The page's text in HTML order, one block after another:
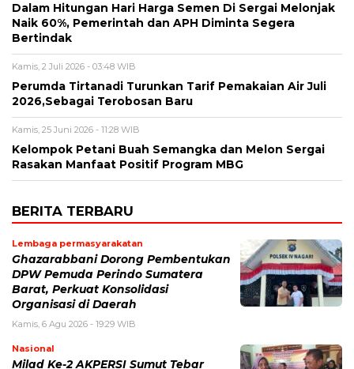
Dalam Hitungan Hari Harga Semen Di Sergai Melonjak
Naik 60%, Pemerintah dan APH Diminta Segera
Bertindak
Kamis, 2 Juli 2026 - 03:48 WIB
Perumda Tirtanadi Turunkan Tarif Pemakaian Air Juli
2026,Sebagai Terobosan Baru
Kamis, 25 Juni 2026 - 11:28 WIB
Kelompok Petani Buah Semangka dan Melon Sergai
Rasakan Manfaat Positif Program MBG
BERITA TERBARU
Lembaga permasyarakatan
Ghazarabbani Dorong Pembentukan
DPW Pemuda Perindo Sumatera
Barat, Perkuat Konsolidasi
Organisasi di Daerah
Kamis, 6 Agu 2026 - 19:29 WIB
Nasional
Milad Ke-2 AKPERSI Sumut Tebar